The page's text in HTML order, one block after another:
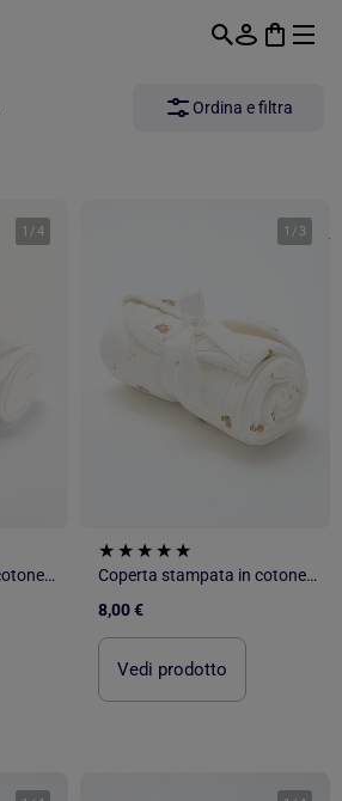
Ordina e filtra
1 /4
Coperta stampata in cotone jersey e pile
1 / 3
Coperta stampata in cotone jersey e pile
8,00 €
Vedi prodotto